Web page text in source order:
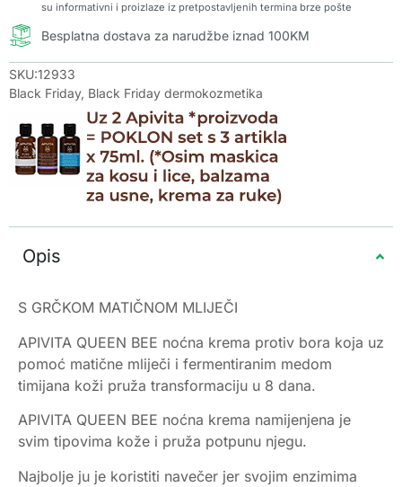
su informativni i proizlaze iz pretpostavljenih termina brze pošte
Besplatna dostava za narudžbe iznad 100KM
SKU:12933
Black Friday, Black Friday dermokozmetika
Opis
S GRČKOM MATIČNOM MLIJEČI
APIVITA QUEEN BEE noćna krema protiv bora koja uz
pomoć matične mliječi i fermentiranim medom
timijana koži pruža transformaciju u 8 dana.
APIVITA QUEEN BEE noćna krema namijenjena je
svim tipovima kože i pruža potpunu njegu.
Najbolje ju je koristiti navečer jer svojim enzimima